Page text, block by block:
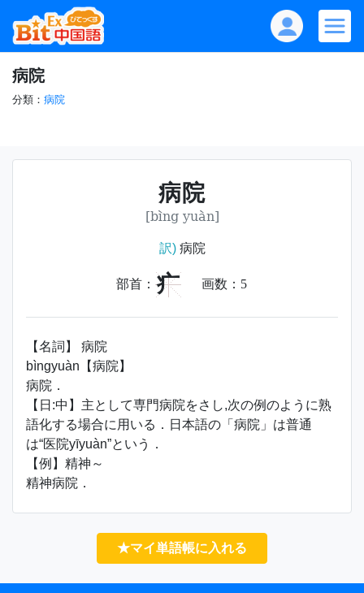
病院
分類： 病院
病院
[bìng yuàn]
訳)病院
部首： 疒 画数： 5
【名詞】 病院
bìngyuàn【病院】
病院．
【日:中】主として専門病院をさし,次の例のように熟
語化する場合に用いる．日本語の「病院」は普通
は“医院yīyuàn”という．
【例】精神～
精神病院．
★マイ単語帳に入れる